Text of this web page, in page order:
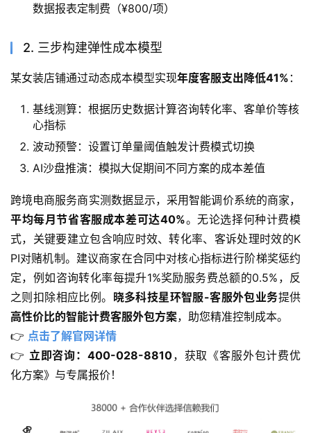
数据报表定制费（¥800/项）
2. 三步构建弹性成本模型
某女装店铺通过动态成本模型实现年度客服支出降低41% ：
基线测算：根据历史数据计算咨询转化率、客单价等核
心指标
波动预警：设置订单量阈值触发计费模式切换
AI沙盘推演：模拟大促期间不同方案的成本差值
跨境电商服务商实测数据显示，采用智能调价系统的商家，
平均每月节省客服成本差可达40%。无论选择何种计费模
式，关键要建立包含响应时效、转化率、客诉处理时效的K
PI对赌机制。建议商家在合同中对核心指标进行阶梯奖惩约
定，例如咨询转化率每提升1%奖励服务费总额的0.5%，反
之则扣除相应比例。 晓多科技星环智服-客服外包业务提供
高性价比的智能计费客服外包方案，助您精准控制成本。
👉 点击了解官网详情
👉 立即咨询：400-028-8810，获取《客服外包计费优
化方案》与专属报价！